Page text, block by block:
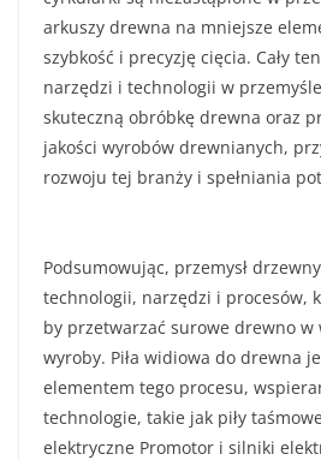
arkuszy drewna na mniejsze
szybkość i precyzję cięcia. Cały
narzędzi i technologii w
skuteczną obróbkę drewna oraz
jakości wyrobów drewnianych,
rozwoju tej branży i spełniania
Podsumowując, przemysł
technologii, narzędzi i procesów,
by przetwarzać surowe drewno w
wyroby. Piła widiowa do drewna
elementem tego procesu,
technologie, takie jak piły
elektryczne Promotor i silniki